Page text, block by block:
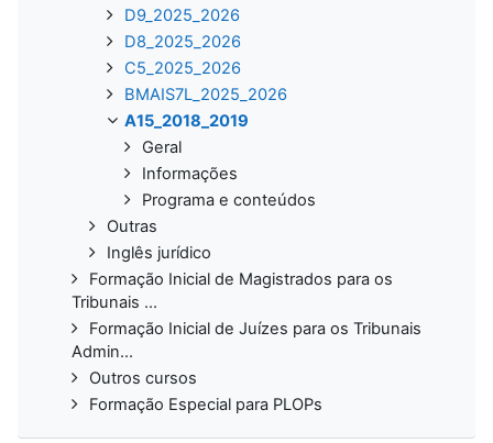
D9_2025_2026
D8_2025_2026
C5_2025_2026
BMAIS7L_2025_2026
A15_2018_2019
Geral
Informações
Programa e conteúdos
Outras
Inglês jurídico
Formação Inicial de Magistrados para os
Tribunais ...
Formação Inicial de Juízes para os Tribunais
Admin...
Outros cursos
Formação Especial para PLOPs